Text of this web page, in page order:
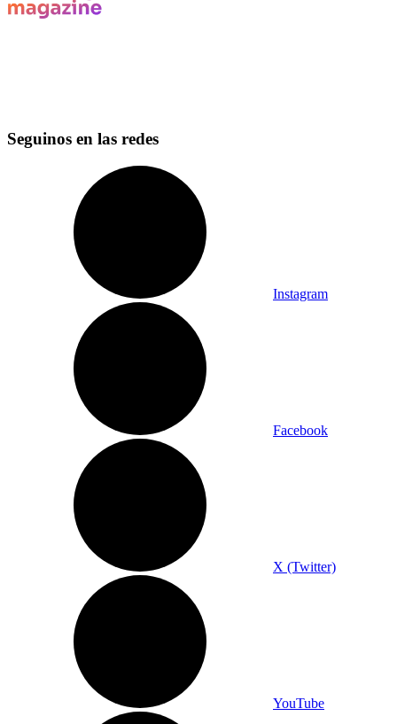
Seguinos en las redes
Instagram
Facebook
X (Twitter)
YouTube